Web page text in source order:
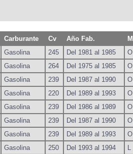
Carburante Cv Año Fab.
Gasolina 245 Del 1981 al 1985
Gasolina 264 Del 1975 al 1985
Gasolina 239 Del 1987 al 1990
Gasolina 220 Del 1989 al 1993
Gasolina 239 Del 1986 al 1989
Gasolina 239 Del 1987 al 1990
Gasolina 239 Del 1989 al 1993
Gasolina 250 Del 1993 al 1994